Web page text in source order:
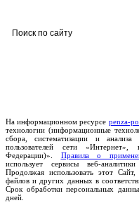
На информационном ресурсе penza-
технологии (информационные
сбора, систематизации и
пользователей сети
Федерации)». Правила о
использует сервисы веб-
Продолжая использовать этот
файлов и других данных в
Срок обработки персональных
дней.